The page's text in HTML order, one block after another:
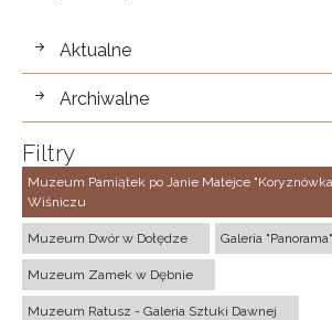
wystawy
Aktualne
Archiwalne
Filtry
Muzeum Pamiątek po Janie Matejce
Wiśniczu
Muzeum Dwór w Dołędze Galeria "Panorama"
Muzeum Zamek w Dębnie
Muzeum Ratusz - Galeria Sztuki Dawnej